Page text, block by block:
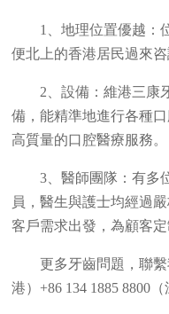
1、地理位置優越：
便北上的香港居民過來咨
2、設備：維港三康
備，能精準地進行各種
高質量的口腔醫療服務。
3、醫師團隊：有多
員，醫生與護士均經過
客戶需求出發，為顧客
更多牙齒問題，聯繫
港）+86 134 1885 8800